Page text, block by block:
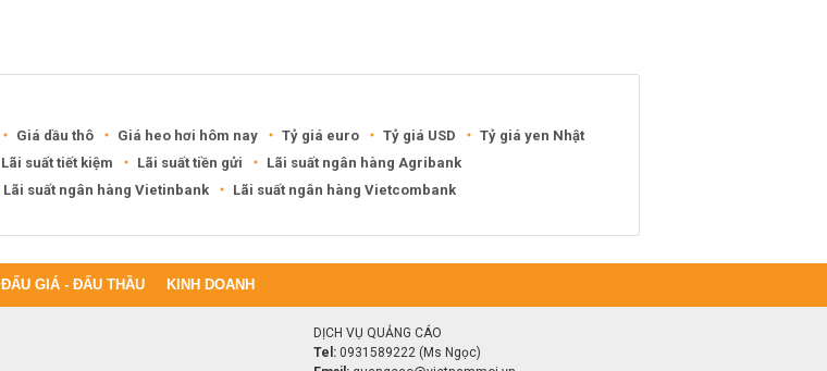
6.200 tỷ ở Cần Thơ, Phú Thọ
Giá dầu thô Giá heo hơi hôm nay Tỷ giá euro Tỷ giá USD
Tỷ giá yen Nhật
Lãi suất tiết kiệm Lãi suất tiền gửi
Lãi suất ngân hàng Agribank
Lãi suất ngân hàng Vietinbank Lãi suất ngân hàng Vietcombank
ĐẤU GIÁ - ĐẤU THẦU KINH DOANH
DỊCH VỤ QUẢNG CÁO
Tel: 0931589222 (Ms Ngọc)